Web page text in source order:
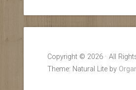
Copyright © 2026 · All
Theme: Natural Lite by